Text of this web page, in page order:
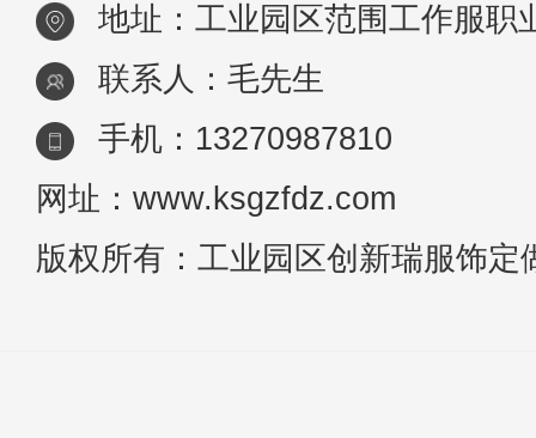
这类衣服在洗涤
地址：工业园区范围工作服职
联系人：毛先生
手机：13270987810
网址：www.ksgzfdz.com
版权所有：工业园区创新瑞服饰定